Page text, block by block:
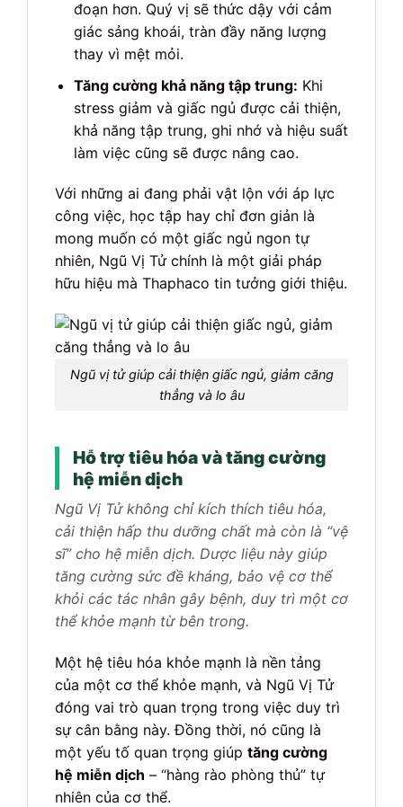
đoạn hơn. Quý vị sẽ thức dậy với cảm
giác sảng khoái, tràn đầy năng lượng
thay vì mệt mỏi.
Tăng cường khả năng tập trung: Khi
stress giảm và giấc ngủ được cải thiện,
khả năng tập trung, ghi nhớ và hiệu suất
làm việc cũng sẽ được nâng cao.
Với những ai đang phải vật lộn với áp lực
công việc, học tập hay chỉ đơn giản là
mong muốn có một giấc ngủ ngon tự
nhiên, Ngũ Vị Tử chính là một giải pháp
hữu hiệu mà Thaphaco tin tưởng giới thiệu.
Ngũ vị tử giúp cải thiện giấc ngủ, giảm căng
thẳng và lo âu
Hỗ trợ tiêu hóa và tăng cường
hệ miễn dịch
Ngũ Vị Tử không chỉ kích thích tiêu hóa,
cải thiện hấp thu dưỡng chất mà còn là “vệ
sĩ” cho hệ miễn dịch. Dược liệu này giúp
tăng cường sức đề kháng, bảo vệ cơ thể
khỏi các tác nhân gây bệnh, duy trì một cơ
thể khỏe mạnh từ bên trong.
Một hệ tiêu hóa khỏe mạnh là nền tảng
của một cơ thể khỏe mạnh, và Ngũ Vị Tử
đóng vai trò quan trọng trong việc duy trì
sự cân bằng này. Đồng thời, nó cũng là
một yếu tố quan trọng giúp tăng cường
hệ miễn dịch – “hàng rào phòng thủ” tự
nhiên của cơ thể.